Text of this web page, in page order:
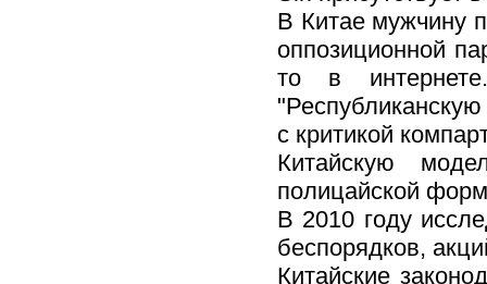
В Китае мужчину
оппозиционной
то в
с критикой
Китайскую
полицайской
В 2010 году
беспорядков,
Китайские